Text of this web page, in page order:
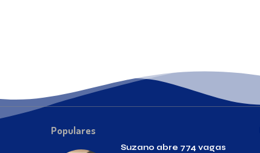
Populares
Suzano abre 774 vagas